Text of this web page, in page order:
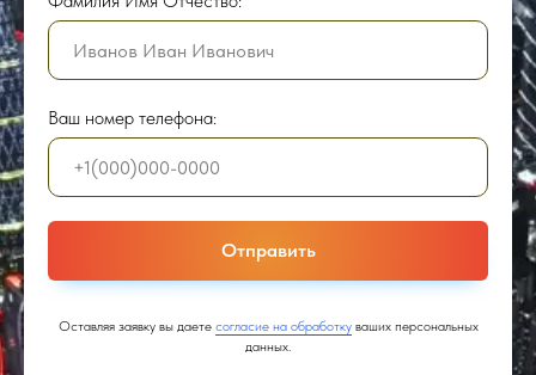
Ваш номер телефона:
Отправить
Оставляя заявку вы даете согласие на обработкуваших персональных
данных.